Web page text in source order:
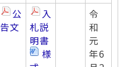
公
告文
入
札説
明書
様
令
和
元
年6